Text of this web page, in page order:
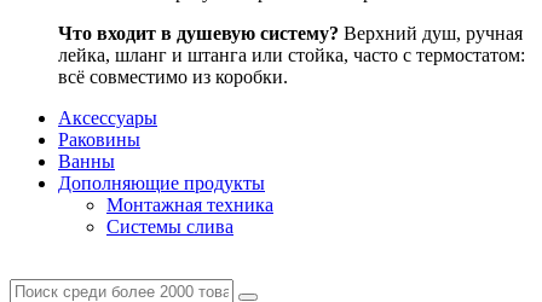
Что входит в душевую систему? Верхний душ, ручная
лейка, шланг и штанга или стойка, часто с термостатом:
всё совместимо из коробки.
Аксессуары
Раковины
Ванны
Дополняющие продукты
Монтажная техника
Системы слива